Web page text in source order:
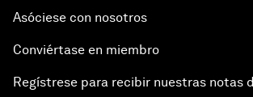
Asóciese con nosotros
Conviértase en miembro
Regístrese para recibir nuestras notas